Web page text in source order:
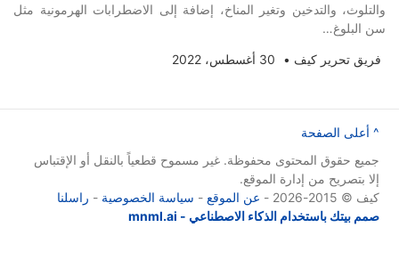
والتلوث، والتدخين وتغير المناخ، إضافة إلى الاضطرابات الهرمونية مثل
سن البلوغ…
فريق تحرير كيف • 30 أغسطس، 2022
^ أعلى الصفحة
جميع حقوق المحتوى محفوظة. غير مسموح قطعياً بالنقل أو الإقتباس
إلا بتصريح من إدارة الموقع.
كيف © 2015-2026 -
عن الموقع - سياسة الخصوصية - راسلنا
صمم بيتك باستخدام الذكاء الاصطناعي - mnml.ai